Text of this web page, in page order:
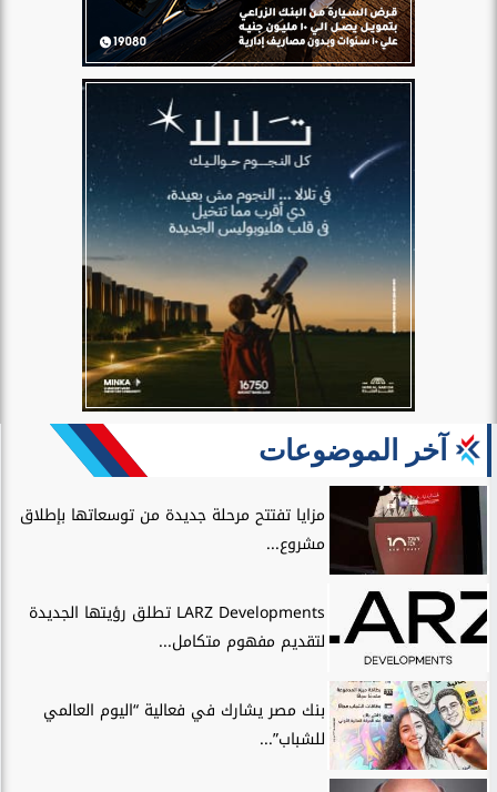
آخر الموضوعات
مزايا تفتتح مرحلة جديدة من توسعاتها بإطلاق
مشروع...
LARZ Developments تطلق رؤيتها الجديدة
لتقديم مفهوم متكامل...
بنك مصر يشارك في فعالية “اليوم العالمي
للشباب”...